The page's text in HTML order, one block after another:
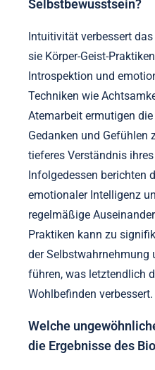
Selbstbewusstsein?
Intuitivität verbessert
sie Körper-Geist-
Introspektion und
Techniken wie
Atemarbeit ermutigen
Gedanken und Gefühlen
tieferes Verständnis
Infolgedessen berichten
emotionaler Intelligenz
regelmäßige
Praktiken kann zu
der Selbstwahrnehmung
führen, was letztendlich
Wohlbefinden verbessert.
Welche
die Ergebnisse des